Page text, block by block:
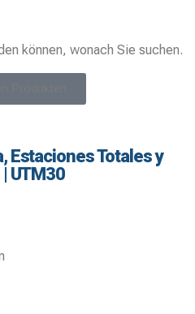
können, wonach Sie suchen.
Estaciones Totales y
UTM30